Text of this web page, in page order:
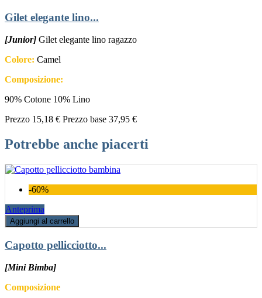
Gilet elegante lino...
[Junior] Gilet elegante lino ragazzo
Colore: Camel
Composizione:
90% Cotone 10% Lino
Prezzo 15,18 € Prezzo base 37,95 €
Potrebbe anche piacerti
-60%
Anteprima
Aggiungi al carrello
Capotto pellicciotto...
[Mini Bimba]
Composizione